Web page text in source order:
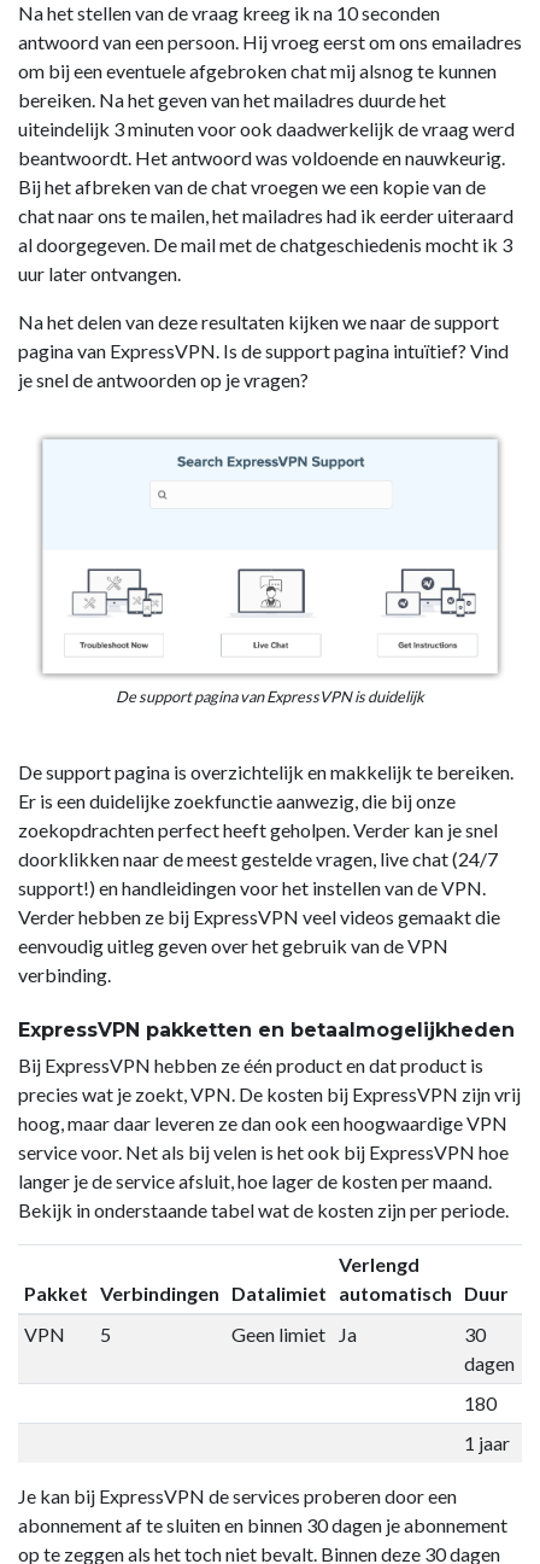
Na het stellen van de vraag kreeg ik na 10 seconden
antwoord van een persoon. Hij vroeg eerst om ons emailadres
om bij een eventuele afgebroken chat mij alsnog te kunnen
bereiken. Na het geven van het mailadres duurde het
uiteindelijk 3 minuten voor ook daadwerkelijk de vraag werd
beantwoordt. Het antwoord was voldoende en nauwkeurig.
Bij het afbreken van de chat vroegen we een kopie van de
chat naar ons te mailen, het mailadres had ik eerder uiteraard
al doorgegeven. De mail met de chatgeschiedenis mocht ik 3
uur later ontvangen.
Na het delen van deze resultaten kijken we naar de support
pagina van ExpressVPN. Is de support pagina intuïtief? Vind
je snel de antwoorden op je vragen?
De support pagina van ExpressVPN is duidelijk
De support pagina is overzichtelijk en makkelijk te bereiken.
Er is een duidelijke zoekfunctie aanwezig, die bij onze
zoekopdrachten perfect heeft geholpen. Verder kan je snel
doorklikken naar de meest gestelde vragen, live chat (24/7
support!) en handleidingen voor het instellen van de VPN.
Verder hebben ze bij ExpressVPN veel videos gemaakt die
eenvoudig uitleg geven over het gebruik van de VPN
verbinding.
ExpressVPN pakketten en betaalmogelijkheden
Bij ExpressVPN hebben ze één product en dat product is
precies wat je zoekt, VPN. De kosten bij ExpressVPN zijn vrij
hoog, maar daar leveren ze dan ook een hoogwaardige VPN
service voor. Net als bij velen is het ook bij ExpressVPN hoe
langer je de service afsluit, hoe lager de kosten per maand.
Bekijk in onderstaande tabel wat de kosten zijn per periode.
Pakket Verbindingen Datalimiet
Verlengd
automatisch
Duur
VPN
5 Geen limiet Ja
30
dagen
180
1 jaar
Je kan bij ExpressVPN de services proberen door een
abonnement af te sluiten en binnen 30 dagen je abonnement
op te zeggen als het toch niet bevalt. Binnen deze 30 dagen